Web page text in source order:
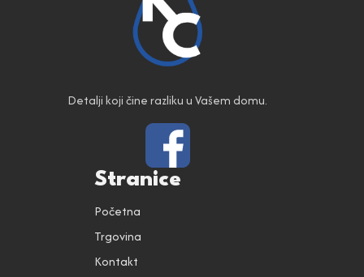
Detalji koji čine razliku u Vašem domu.
Stranice
Početna
Trgovina
Kontakt